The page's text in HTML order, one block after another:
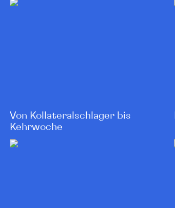
Von Kollateral­schlager bis
Kehrwoche